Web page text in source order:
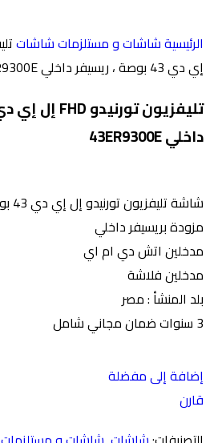
الرئيسيةشاشات و مستلزماتشاشات
إي دي 43 بوصة ، ريسيفر داخلي 43ER9300E
داخلي 43ER9300E
شاشة تليفزيون تورنيدو إل إي دي 43 بوصة فول اتش دي
مزودة بريسيفر داخلي
مدخلين اتش دي ام اي
مدخلين فلاشة
بلد المنشأ : مصر
3 سنوات ضمان مجاني شامل
إضافة إلى مفضلة
قارن